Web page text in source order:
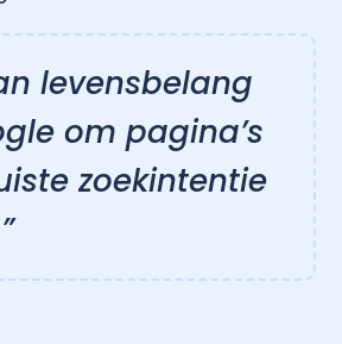
levensbelang
om pagina’s
zoekintentie